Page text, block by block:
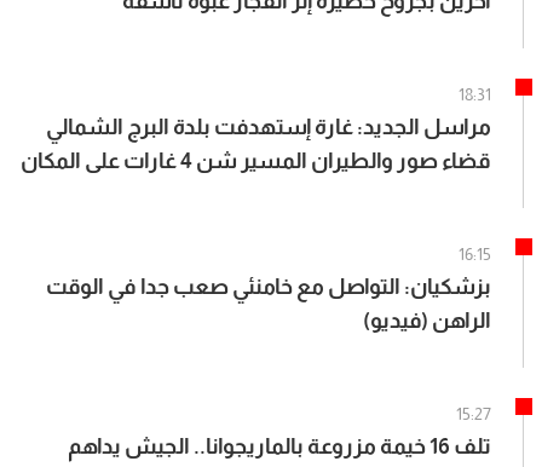
18:31
مراسل الجديد: غارة إستهدفت بلدة البرج الشمالي
قضاء صور والطيران المسير شن 4 غارات على المكان
16:15
بزشكيان: التواصل مع خامنئي صعب جدا في الوقت
الراهن (فيديو)
15:27
تلف 16 خيمة مزروعة بالماريجوانا.. الجيش يداهم